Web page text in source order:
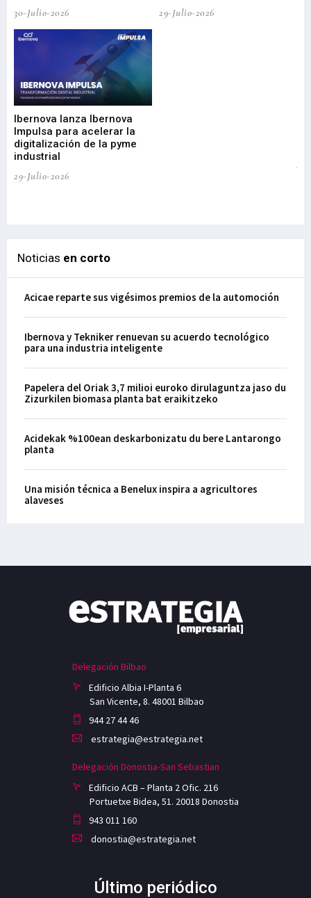
30-Julio-2026
29-Julio-2026
Ibernova lanza Ibernova
Impulsa para acelerar la
digitalización de la pyme
industrial
29-Julio-2026
Noticias en corto
Acicae reparte sus vigésimos premios de la automoción
Ibernova y Tekniker renuevan su acuerdo tecnológico
para una industria inteligente
Papelera del Oriak 3,7 milioi euroko dirulaguntza jaso du
Zizurkilen biomasa planta bat eraikitzeko
Acidekak %100ean deskarbonizatu du bere Lantarongo
planta
Una misión técnica a Benelux inspira a agricultores
alaveses
Delegación Bilbao
Edificio Albia I-Planta 6
San Vicente, 8. 48001 Bilbao
944 27 44 46
estrategia@estrategia.net
Delegación Donostia-San Sebastian
Edificio ACB – Planta 2 Ofic. 216
Portuetxe Bidea, 51. 20018 Donostia
943 011 160
donostia@estrategia.net
Último periódico